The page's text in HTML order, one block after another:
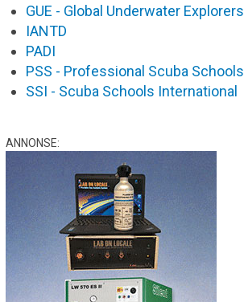
GUE - Global Underwater Explorers
IANTD
PADI
PSS - Professional Scuba Schools
SSI - Scuba Schools International
ANNONSE: